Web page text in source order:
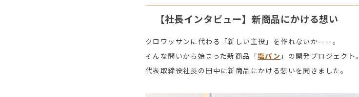
【社長インタビュー】新商品にかける想い
クロワッサンに代わる「新しい主役」を作れないか----。
そんな問いから始まった新商品「塩パン 」の開発プロジェクト。
代表取締役社長の田中に新商品にかける想いを聞きました。